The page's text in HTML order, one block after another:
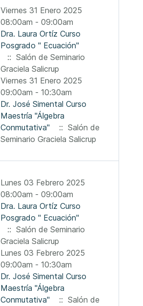
Viernes 31 Enero 2025
08:00am - 09:00am
Dra. Laura Ortíz Curso
Posgrado " Ecuación"
:: Salón de Seminario
Graciela Salicrup
Viernes 31 Enero 2025
09:00am - 10:30am
Dr. José Simental Curso
Maestría "Álgebra
Conmutativa"
:: Salón de
Seminario Graciela Salicrup
Lunes 03 Febrero 2025
08:00am - 09:00am
Dra. Laura Ortíz Curso
Posgrado " Ecuación"
:: Salón de Seminario
Graciela Salicrup
Lunes 03 Febrero 2025
09:00am - 10:30am
Dr. José Simental Curso
Maestría "Álgebra
Conmutativa"
:: Salón de